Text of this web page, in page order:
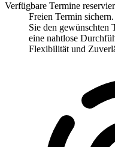
Verfügbare Termine
Freien Termin
Sie den gewünschten
eine nahtlose
Flexibilität und